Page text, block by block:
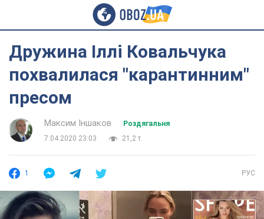
Дружина Іллі Ковальчука
похвалилася "карантинним"
пресом
Максим Іншаков
Роздягальня
7.04.2020 23:03
21,2 т.
1 РУС